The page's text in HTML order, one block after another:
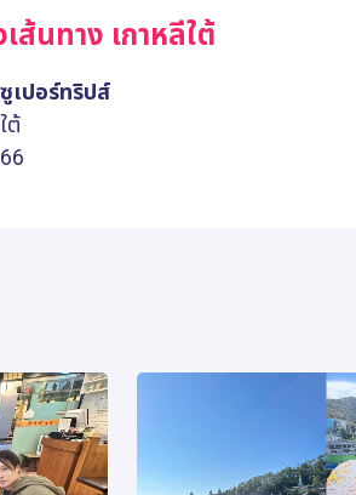
นทาง เกาหลีใต้
เปอร์ทริปส์
ต้